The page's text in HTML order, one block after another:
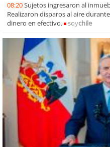
08:20Sujetos ingresaron al
Realizaron disparos al aire
dinero en efectivo.
soychile